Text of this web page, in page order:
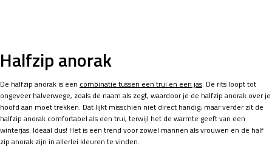
Halfzip anorak
De halfzip anorak is een combinatie tussen een trui en een jas. De rits loopt tot
ongeveer halverwege, zoals de naam als zegt, waardoor je de halfzip anorak over je
hoofd aan moet trekken. Dat lijkt misschien niet direct handig, maar verder zit de
halfzip anorak comfortabel als een trui, terwijl het de warmte geeft van een
winterjas. Ideaal dus! Het is een trend voor zowel mannen als vrouwen en de half
zip anorak zijn in allerlei kleuren te vinden.